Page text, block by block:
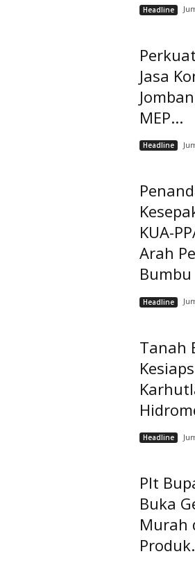
Headline
Jasa
MEP...
Headline
KUA-
Arah
Bumbu
Headline
Tanah
Headline
Plt
Buka
Murah